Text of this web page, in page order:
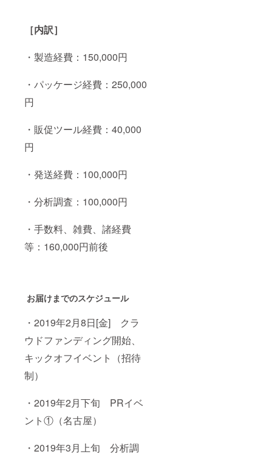
［内訳］
・製造経費：150,000円
・パッケージ経費：250,000
円
・販促ツール経費：40,000
円
・発送経費： 100,000円
・分析調査：100,000円
・手数料、雑費、諸経費
等：160,000円前後
お届けまでのスケジュール
・ 2019年2月8日[金] クラ
ウドファンディング開始、
キックオフイベント（招待
制）
・ 2019年2月下旬 PRイベ
ント①（名古屋）
・ 2019年3月上旬 分析調